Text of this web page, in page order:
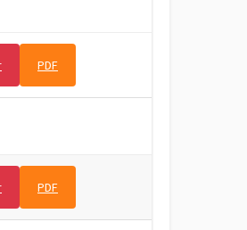
PDF
PDF